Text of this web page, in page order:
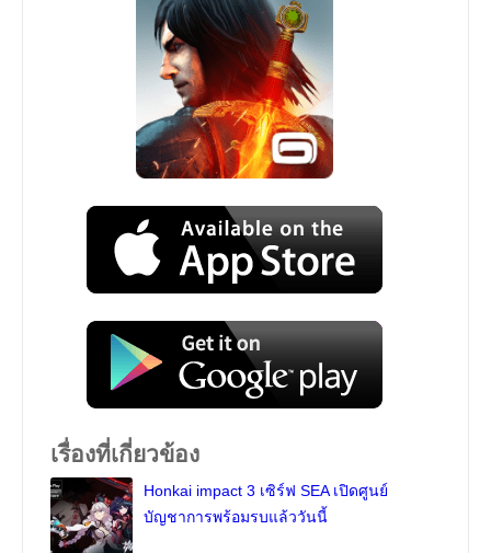
เรื่องที่เกี่ยวข้อง
Honkai impact 3 เซิร์ฟ SEA เปิดศูนย์
บัญชาการพร้อมรบแล้ววันนี้